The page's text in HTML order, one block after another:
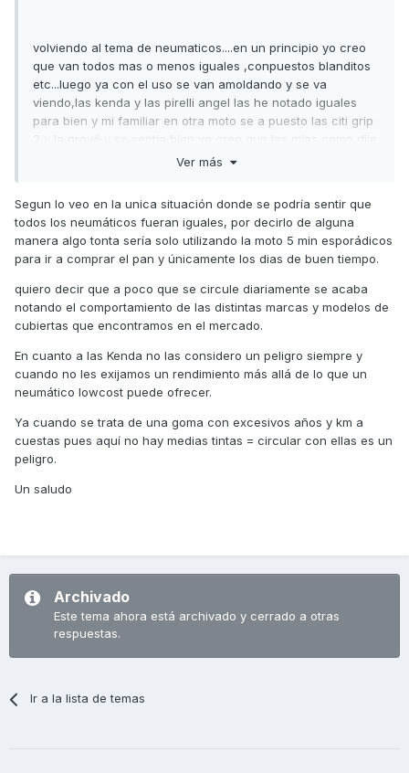
volviendo al tema de neumaticos....en un principio yo creo
que van todos mas o menos iguales ,conpuestos blanditos
etc...luego ya con el uso se van amoldando y se va
viendo,las kenda y las pirelli angel las he notado iguales
para bien y mi familiar en otra moto se a puesto las citi grip
2 y la prové y se sentia bien,yo creo que las mias como dije
estan cristalizadas y gastadas porque no me siento nada
Ver más
Segun lo veo en la unica situación donde se podría sentir que
todos los neumáticos fueran iguales, por decirlo de alguna
manera algo tonta sería solo utilizando la moto 5 min esporádicos
para ir a comprar el pan y únicamente los dias de buen tiempo.
quiero decir que a poco que se circule diariamente se acaba
notando el comportamiento de las distintas marcas y modelos de
cubiertas que encontramos en el mercado.
En cuanto a las Kenda no las considero un peligro siempre y
cuando no les exijamos un rendimiento más allá de lo que un
neumático lowcost puede ofrecer.
Ya cuando se trata de una goma con excesivos años y km a
cuestas pues aquí no hay medias tintas = circular con ellas es un
peligro.
Un saludo
Archivado
Este tema ahora está archivado y cerrado a otras
respuestas.
Ir a la lista de temas